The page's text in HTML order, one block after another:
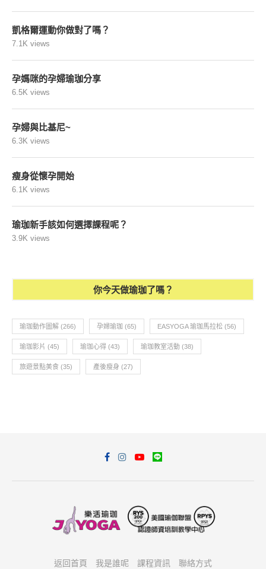
凱格爾運動你做對了嗎？
7.1K views
孕媽咪的孕婦瑜珈分享
6.5K views
孕婦與比基尼~
6.3K views
瘦身從懷孕開始
6.1K views
瑜珈新手該如何選擇課程呢？
3.9K views
你今天做瑜珈了嗎？
瑜珈動作圖解 (266) 孕婦瑜珈 (65) EASYOGA 瑜珈馬拉松 (56)
瑜珈影片 (45) 瑜珈心得 (43) 瑜珈教室活動 (38)
旅遊景點美食 (35) 產後瘦身 (27)
返回首頁 我是誰呢 課程資訊 聯絡方式